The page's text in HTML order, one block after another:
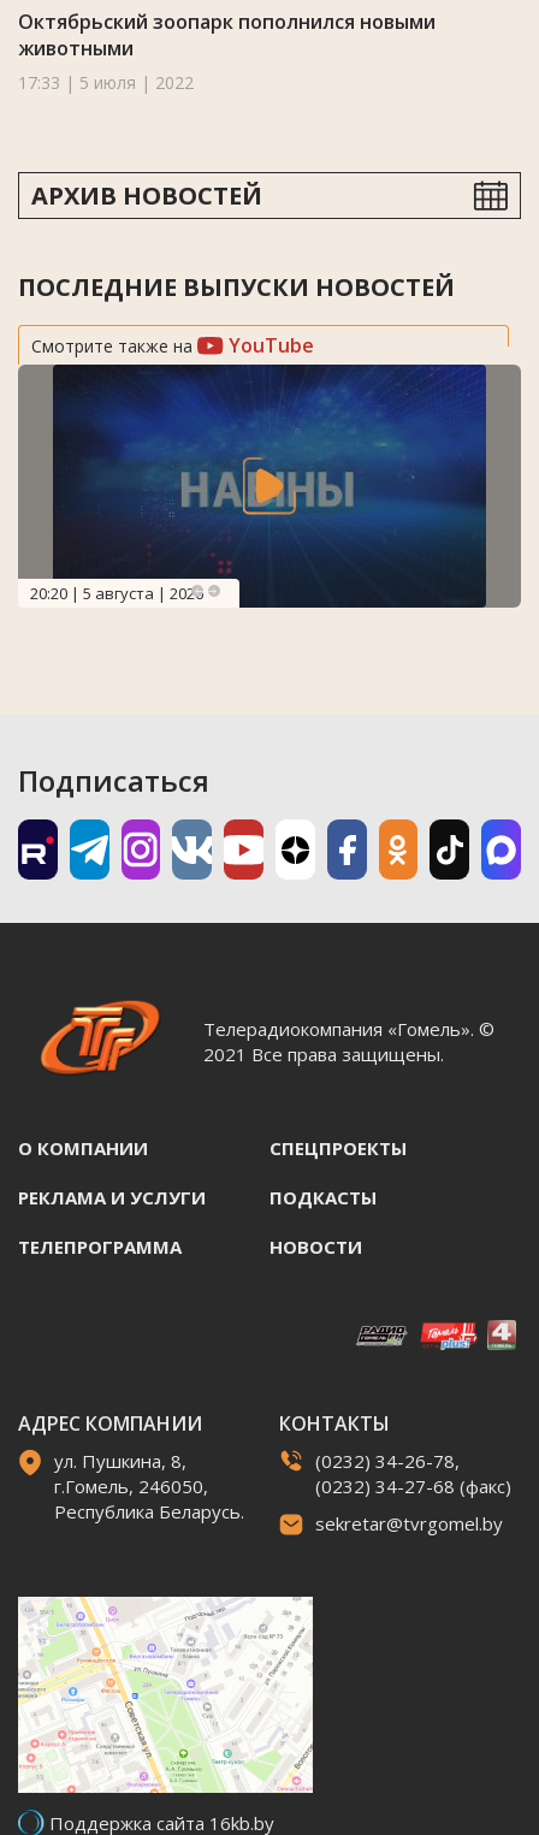
Октябрьский зоопарк пополнился новыми
животными
17:33 | 5 июля | 2022
АРХИВ НОВОСТЕЙ
ПОСЛЕДНИЕ ВЫПУСКИ НОВОСТЕЙ
Смотрите также на YouTube
20:20 | 5 августа | 2026
Подписаться
Телерадиокомпания «Гомель». ©
2021 Все права защищены.
О КОМПАНИИ СПЕЦПРОЕКТЫ
РЕКЛАМА И УСЛУГИ ПОДКАСТЫ
ТЕЛЕПРОГРАММА НОВОСТИ
АДРЕС КОМПАНИИ
ул. Пушкина, 8,
г.Гомель, 246050,
Республика Беларусь.
КОНТАКТЫ
(0232) 34-26-78,
(0232) 34-27-68 (факс)
sekretar@tvrgomel.by
Поддержка сайта 16kb.by